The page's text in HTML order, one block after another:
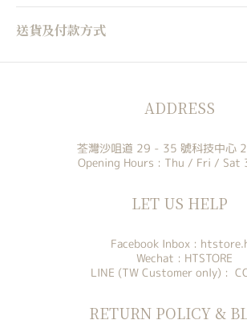
送貨及付款方式
ADDRESS
荃灣沙咀道 29 - 35 號科技中心
Opening Hours : Thu / Fri / Sat
LET US HELP
Facebook Inbox :
Wechat : HTSTORE
LINE (TW Customer only) :
RETURN POLICY &